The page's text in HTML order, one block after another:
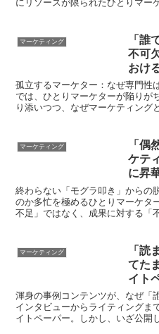
にリソースが限られたひとりマー
マーケティング
「誰
不可
おけ
権威
孤立するマーケター：なぜ専門性
では、ひとりマーケターが陥りが
り添いつつ、なぜマーケティング
マーケティング
「偶
ケテ
に昇
終わらない「モグラ叩き」からの
のか多忙を極めるひとりマーケタ
不足」ではなく、成果に対する「
マーケティング
「読
てた
イト
の科
渾身の事例コンテンツが、なぜ「
インタビューからライティングま
イトペーパー。しかし、いざ公開